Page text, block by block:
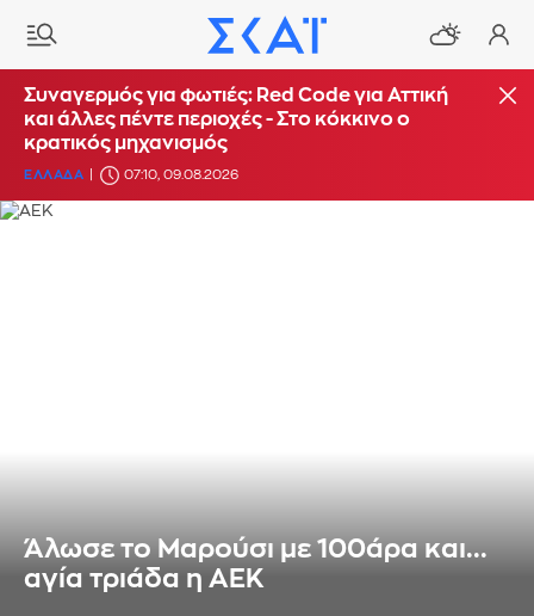
Συναγερμός για φωτιές: Red Code για Αττική
και άλλες πέντε περιοχές - Στο κόκκινο ο
κρατικός μηχανισμός
ΕΛΛΑΔΑ 07:10, 09.08.2026
Άλωσε το Μαρούσι με 100άρα και...
αγία τριάδα η ΑΕΚ